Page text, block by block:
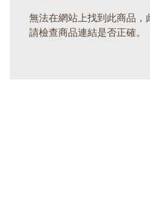
無法在網站上找到此商品，
請檢查商品連結是否正確。